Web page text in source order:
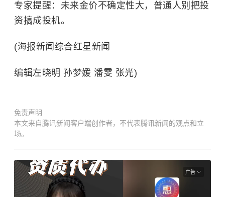
专家提醒：未来金价不确定性大，普通人别把投
资搞成投机。
(海报新闻综合红星新闻
编辑左晓明 孙梦媛 潘雯 张光)
免责声明
本文来自腾讯新闻客户端创作者，不代表腾讯新闻的观点和立
场。
广告